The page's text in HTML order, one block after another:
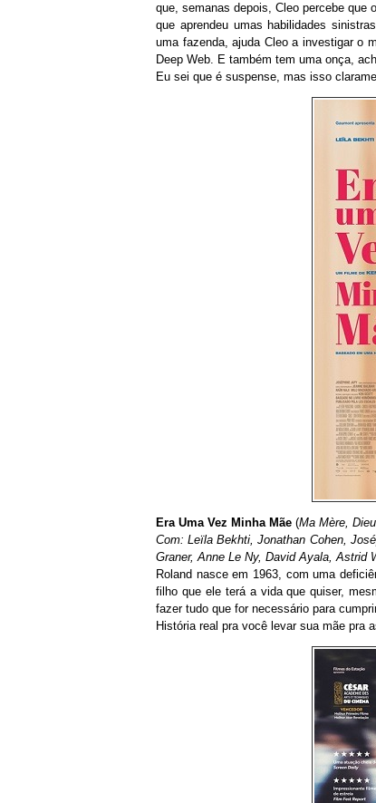
que, semanas depois, Cleo percebe que
que aprendeu umas habilidades
uma fazenda, ajuda Cleo a investigar o
Deep Web. E também tem uma onça,
Eu sei que é suspense, mas isso
Era Uma Vez Minha Mãe (Ma Mère,
Com: Leïla Bekhti, Jonathan Cohen,
Graner, Anne Le Ny, David Ayala, Astrid
Roland nasce em 1963, com uma
filho que ele terá a vida que quiser,
fazer tudo que for necessário para
História real pra você levar sua mãe pra